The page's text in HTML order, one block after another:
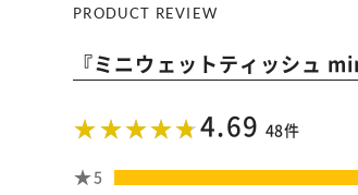
PRODUCT REVIEW
『ミニウェットティッシュ
4.69 48件
5